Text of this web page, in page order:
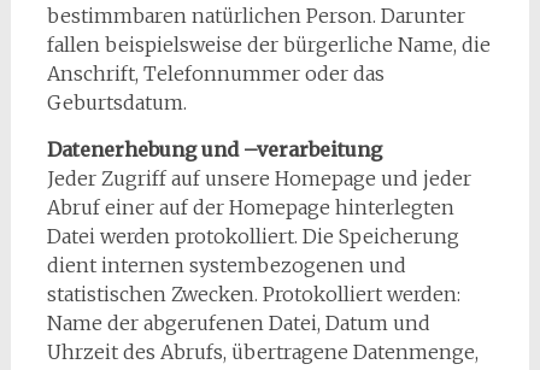
bestimmbaren natürlichen Person. Darunter
fallen beispielsweise der bürgerliche Name, die
Anschrift, Telefonnummer oder das
Geburtsdatum.
Datenerhebung und –verarbeitung
Jeder Zugriff auf unsere Homepage und jeder
Abruf einer auf der Homepage hinterlegten
Datei werden protokolliert. Die Speicherung
dient internen systembezogenen und
statistischen Zwecken. Protokolliert werden:
Name der abgerufenen Datei, Datum und
Uhrzeit des Abrufs, übertragene Datenmenge,